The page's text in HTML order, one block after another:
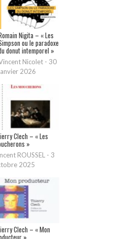
Nigita – « Les
ou le paradoxe
donut intemporel »
Nicolet - 30
2026
Clech – « Les
»
ROUSSEL - 3
2025
Clech – « Mon
»